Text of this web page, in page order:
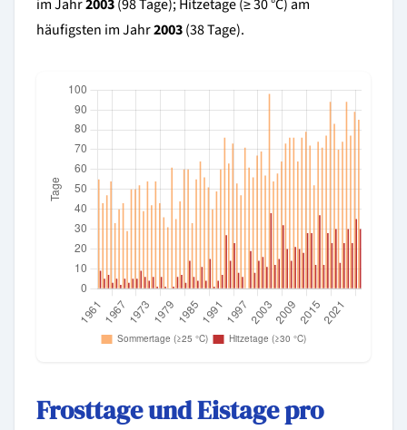
im Jahr2003(98 Tage); Hitzetage (≥ 30 °C) am
häufigsten im Jahr2003(38 Tage).
Frosttage und Eistage pro